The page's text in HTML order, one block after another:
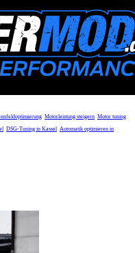
Motorleistung steigern Motor tuning
DSG-Tuning in Kassel Automatik optimieren in